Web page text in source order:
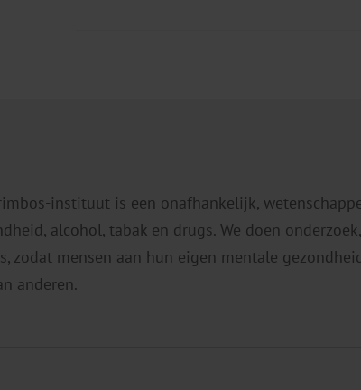
instituut is een onafhankelijk,
alcohol, tabak en drugs. We doen
zodat mensen aan hun eigen mentale
anderen.